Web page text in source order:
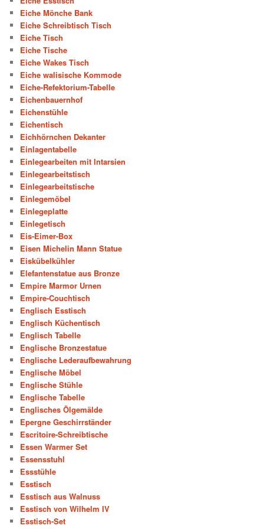
Eiche Mönche Bank
Eiche Schreibtisch Tisch
Eiche Tisch
Eiche Tische
Eiche Wakes Tisch
Eiche walisische Kommode
Eiche-Refektorium-Tabelle
Eichenbauernhof
Eichenstühle
Eichentisch
Eichhörnchen Dekanter
Einlagentabelle
Einlegearbeiten mit Intarsien
Einlegearbeitstisch
Einlegearbeitstische
Einlegemöbel
Einlegeplatte
Einlegetisch
Eis-Eimer-Box
Eisen Michelin Mann Statue
Eiskübelkühler
Elefantenstatue aus Bronze
Empire Marmor Urnen
Empire-Couchtisch
Englisch Esstisch
Englisch Küchentisch
Englisch Tabelle
Englische Bronzestatue
Englische Lederaufbewahrung
Englische Möbel
Englische Stühle
Englische Tabelle
Englisches Ölgemälde
Epergne Geschirrständer
Escritoire-Schreibtische
Essen Warmer Set
Essensstuhl
Essstühle
Esstisch
Esstisch aus Walnuss
Esstisch von Wilhelm IV
Esstisch-Set